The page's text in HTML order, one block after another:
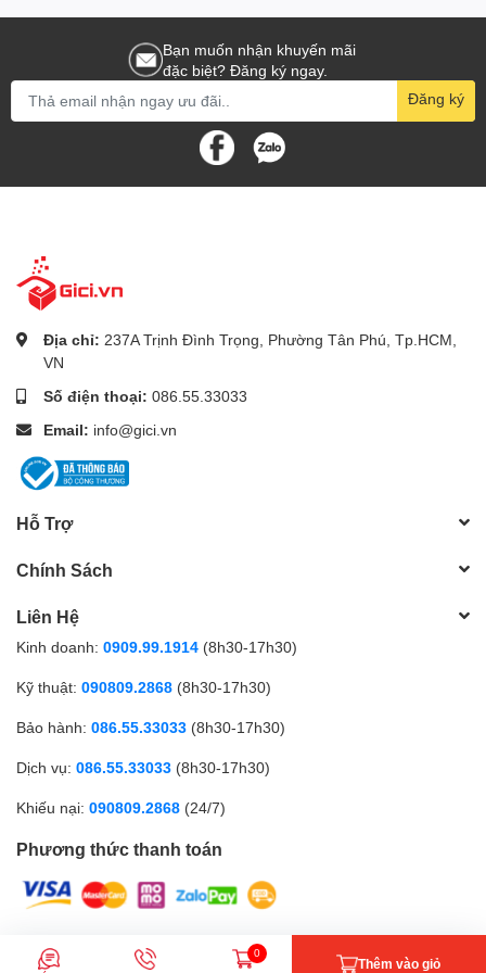
Thiết lập dễ dàng và nhanh chóng
với cấu hình định sẵn
Kết nối sẵn sàng từ cài đặt gốc giúp việc thiết lập MW3 trở nên dễ
dàng, cho phép bạn thoát khỏi gánh nặng của kết nối cáp.
Bạn muốn nhận khuyến mãi
đặc biệt? Đăng ký ngay.
Đăng ký
Địa chỉ: 237A Trịnh Đình Trọng, Phường Tân Phú, Tp.HCM,
VN
Số điện thoại: 086.55.33033
Email: info@gici.vn
Hỗ Trợ
Chính Sách
Liên Hệ
Kinh doanh: 0909.99.1914 (8h30-17h30)
Kỹ thuật: 090809.2868 (8h30-17h30)
Bảo hành: 086.55.33033 (8h30-17h30)
Dịch vụ: 086.55.33033 (8h30-17h30)
Khiếu nại: 090809.2868 (24/7)
Phương thức thanh toán
CÔNG TY TNHH MTV GICI | Đăng ký kinh doanh số: 0317179268 |
0
Thêm vào giỏ